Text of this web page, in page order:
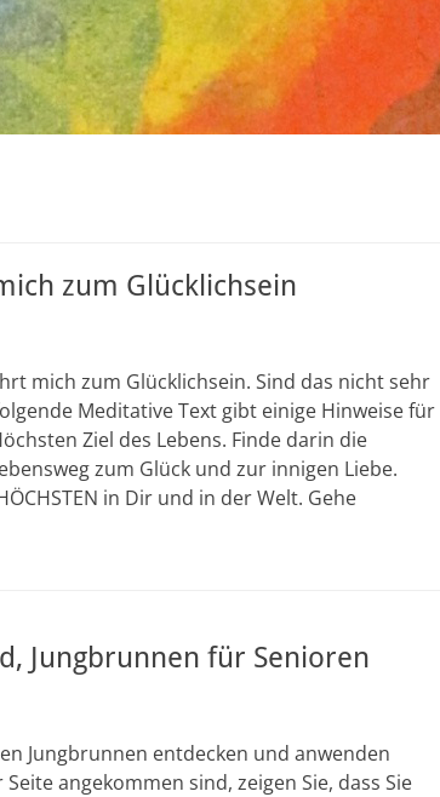
zum Glücklichsein
mich zum Glücklichsein. Sind das nicht sehr
Meditative Text gibt einige Hinweise für
Ziel des Lebens. Finde darin die
zum Glück und zur innigen Liebe.
in Dir und in der Welt. Gehe
Jungbrunnen für Senioren
Jungbrunnen entdecken und anwenden
angekommen sind, zeigen Sie, dass Sie